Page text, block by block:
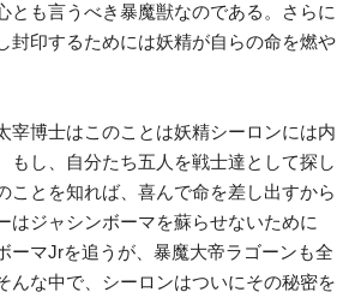
とも言うべき暴魔獣なのである。さらに
封印するためには妖精が自らの命を燃や
宰博士はこのことは妖精シーロンには内
もし、自分たち五人を戦士達として探し
ことを知れば、喜んで命を差し出すから
はジャシンボーマを蘇らせないために
ーマJrを追うが、暴魔大帝ラゴーンも全
んな中で、シーロンはついにその秘密を